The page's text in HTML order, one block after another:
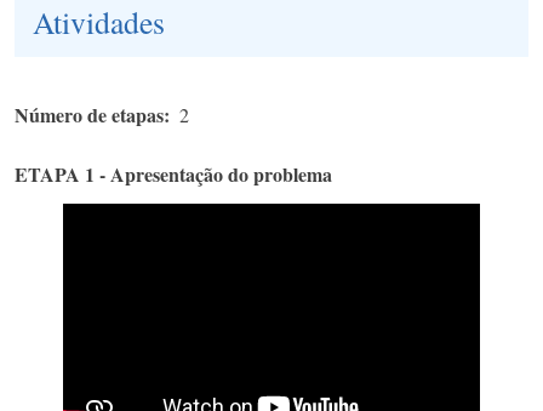
Atividades
Número de etapas 2
ETAPA 1 - Apresentação do problema